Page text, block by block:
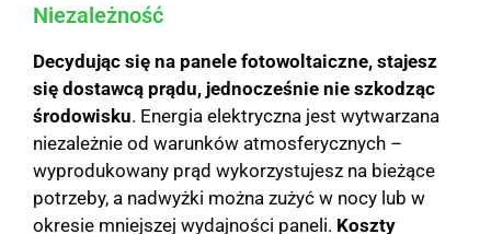
Niezależność
Decydując się na panele fotowoltaiczne, stajesz
się dostawcą prądu, jednocześnie nie szkodząc
środowisku. Energia elektryczna jest wytwarzana
niezależnie od warunków atmosferycznych –
wyprodukowany prąd wykorzystujesz na bieżące
potrzeby, a nadwyżki można zużyć w nocy lub w
okresie mniejszej wydajności paneli. Koszty